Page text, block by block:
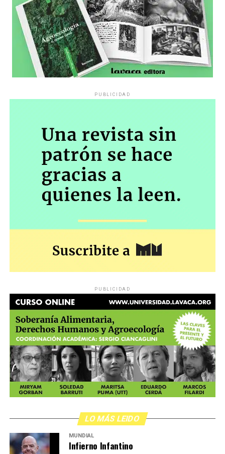
y Civil de la Nación)- toda prueba relativa a cualquier
conducta, hecho y/o acto que resulte procedente para
resolver la cuestión en debate en estos autos, tal es el
planteo de inconstitucionalidad de la Resolución 943/23
(Protocolo de Seguridad)”.
«Esto así vista la finalidad de la acción de amparo que ‘…
actual o inminente, lesione, restrinja, altere o amenace,
garantías explícita o implícitamente reconocidas por la
Constitución Nacional, con excepción de la libertad
individual tutelada por el habeas corpus…» y en
resguardo de los derechos establecidos en la
Constitución Nacional”.
El miércoles será una nueva oportunidad para
comprobar hasta dónde el gobierno insiste en una
política que tiende a convertirá los jubilados en
marginados sociales, y para confirmar –en el caso del
poder judicial– cuál es la distancia entre las palabras y
PUBLICIDAD
PUBLICIDAD
LO MÁS LEIDO
MUNDIAL
Infierno Infantino